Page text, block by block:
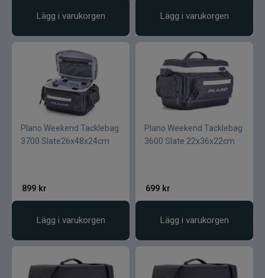
Lägg i varukorgen Lägg i varukorgen
Plano Weekend Tacklebag
3700 Slate26x48x24cm
899 kr
Lägg i varukorgen
Plano Weekend Tacklebag
3600 Slate 22x36x22cm
699 kr
Lägg i varukorgen